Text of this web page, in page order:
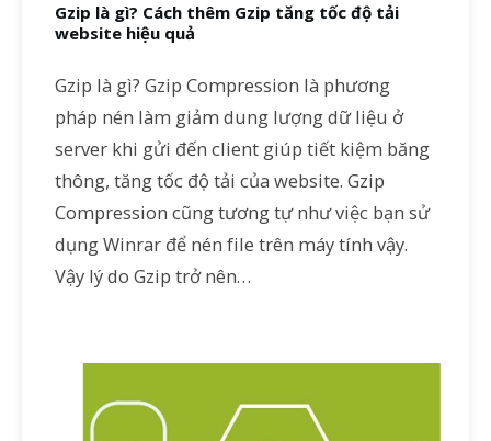
Gzip là gì? Cách thêm Gzip tăng tốc độ tải
website hiệu quả
Gzip là gì? Gzip Compression là phương
pháp nén làm giảm dung lượng dữ liệu ở
server khi gửi đến client giúp tiết kiệm băng
thông, tăng tốc độ tải của website. Gzip
Compression cũng tương tự như việc bạn sử
dụng Winrar để nén file trên máy tính vậy.
Vậy lý do Gzip trở nên…